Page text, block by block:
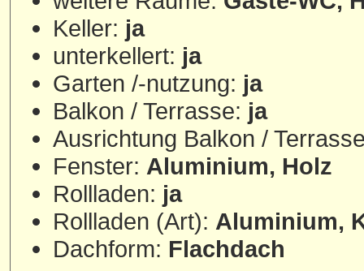
Keller: ja
unterkellert: ja
Garten /-nutzung: ja
Balkon / Terrasse: ja
Ausrichtung Balkon /
Fenster: Aluminium, Holz
Rollladen: ja
Rollladen (Art): Aluminium,
Dachform: Flachdach